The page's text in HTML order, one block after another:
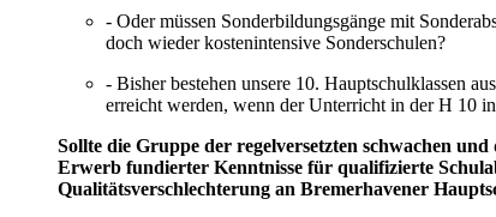
- Oder müssen Sonderbildungsgänge mit
doch wieder kostenintensive Sonderschulen?
- Bisher bestehen unsere 10. Hauptschulklassen
erreicht werden, wenn der Unterricht in der H 10
Sollte die Gruppe der regelversetzten schwachen
Erwerb fundierter Kenntnisse für qualifizierte
Qualitätsverschlechterung an Bremerhavener